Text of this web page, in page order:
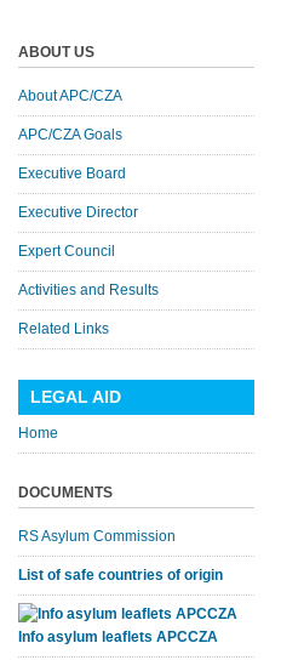
ABOUT US
About APC/CZA
APC/CZA Goals
Executive Board
Executive Director
Expert Council
Activities and Results
Related Links
LEGAL AID
Home
DOCUMENTS
RS Asylum Commission
List of safe countries of origin
Info asylum leaflets APCCZA